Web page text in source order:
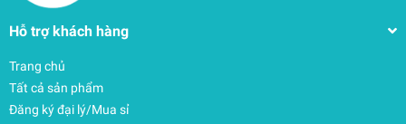
Hỗ trợ khách hàng
Trang chủ
Tất cả sản phẩm
Đăng ký đại lý/Mua sỉ